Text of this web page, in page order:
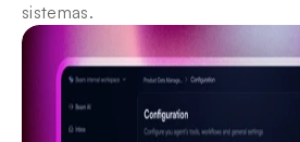
sistemas.